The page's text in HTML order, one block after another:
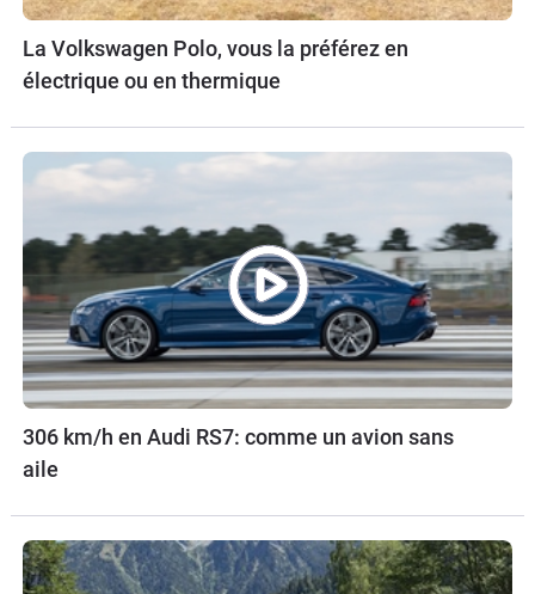
La Volkswagen Polo, vous la préférez en
électrique ou en thermique
306 km/h en Audi RS7: comme un avion sans
aile